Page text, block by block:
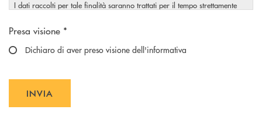
I dati raccolti per tale finalità saranno trattati per il tempo strettamente
visionare l’informativa completa sul trattamento dei Suoi dati
Scegliere un'opzione
Presa visione *
Dichiaro di aver preso visione dell'informativa
INVIA